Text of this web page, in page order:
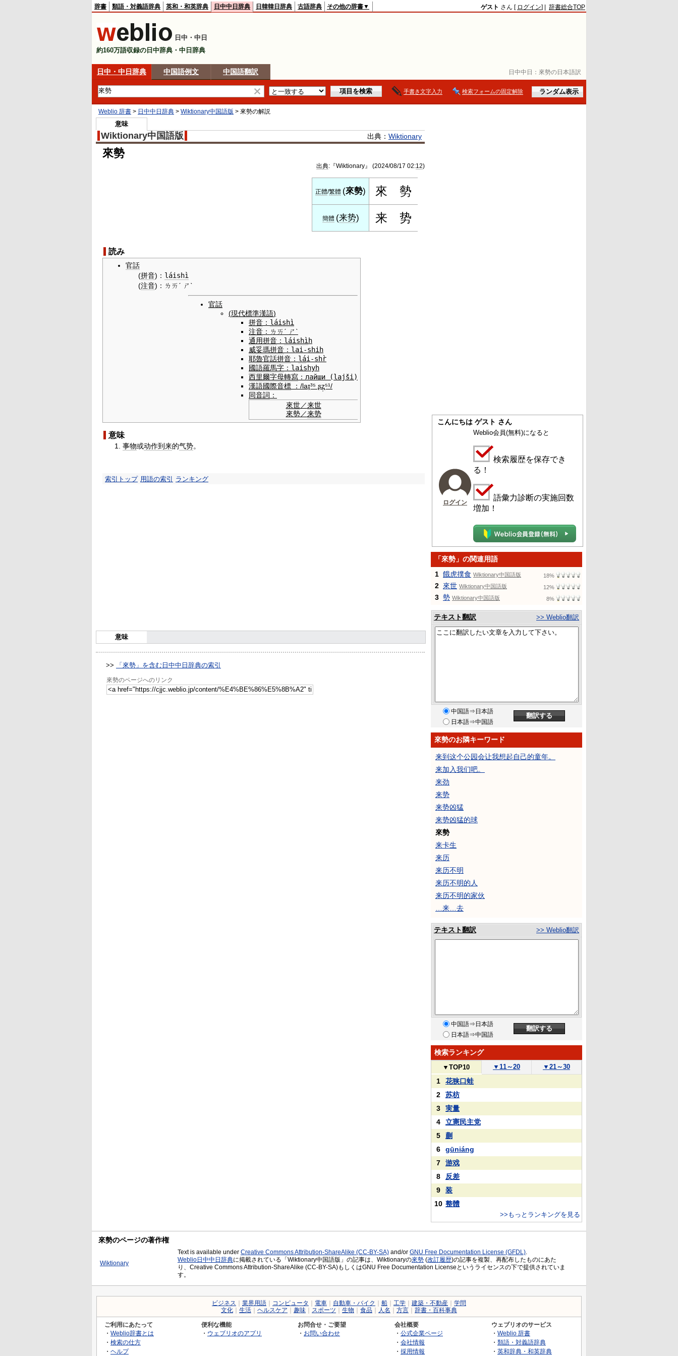
日中中日： 來勢の日本語訳
辞書 類語・対義語辞典 英和・和英辞典 日中中日辞典 日韓韓日辞典 古語辞典 その他の辞書▼ ゲスト さん [ ログイン] | 辞書総合TOP
日中・中日
約160万語収録の日中辞典・中日辞典
日中・中日辞典 中国語例文 中国語翻訳
手書き文字入力 検索フォームの固定解除
Weblio 辞書 > 日中中日辞典 > Wiktionary中国語版 > 來勢の解説
意味
Wiktionary中国語版 出典： Wiktionary
來勢
出典:『Wiktionary』 (2024/08/17 02:12)
正體/繁體 (來勢) 來 勢
簡體 (来势) 来 势
読み
官話
(拼音) ： láishì
(注音) ： ㄌㄞˊ ㄕˋ
官話
(現代標準漢語)
拼音 ： láishì
注音 ： ㄌㄞˊ ㄕˋ
通用拼音 ： láishì h
威妥瑪拼音 ： lai-shih
耶魯官話拼音 ： lái-shr̀
國語羅馬字 ： laishyh
西里爾字母轉寫 ： лайши
(lajši)
漢語國際音標 ： /laɪ̯³⁵ ʂʐ̩⁵¹/
同音詞 ：
來世／来世
來勢／来势
意味
事物或动作到来的气势。
索引トップ 用語の索引 ランキング
意味
>> 「來勢」を含む日中中日辞典の索引
來勢のページへのリンク
こんにちは ゲスト さん
ログイン
Weblio会員(無料)になると
検索履歴を保存でき
る！
語彙力診断の実施回数
増加！
「來勢」の関連用語
1 餓虎撲食 Wiktionary中国語版 18%
2 來世 Wiktionary中国語版 12%
3 勢 Wiktionary中国語版 8%
テキスト翻訳 >> Weblio翻訳
中国語⇒日本語
日本語⇒中国語
來勢のお隣キーワード
来到这个公园会让我想起自己的童年。
来加入我们吧。
来劲
来势
来势凶猛
来势凶猛的球
來勢
来卡生
来历
来历不明
来历不明的人
来历不明的家伙
…来…去
テキスト翻訳 >> Weblio翻訳
中国語⇒日本語
日本語⇒中国語
検索ランキング
▼ TOP10 ▼ 11～20 ▼ 21～30
1
花狭口蛙
2
苏枋
3
実量
4
立憲民主党
5
蒯
6
gūniáng
7
游戏
8
反差
9
装
10 整體
>>もっとランキングを見る
來勢のページの著作権
Wiktionary
Text is available under Creative Commons Attribution-ShareAlike (CC-BY-SA) and/or GNU Free Documentation License (GFDL).
Weblio日中中日辞典に掲載されている「Wiktionary中国語版」の記事は、Wiktionaryの來勢 (改訂履歴)の記事を複製、再配布したものにあた
り、Creative Commons Attribution-ShareAlike (CC-BY-SA)もしくはGNU Free Documentation Licenseというライセンスの下で提供されていま
す。
ビジネス 業界用語 コンピュータ 電車 自動車・バイク 船 工学 建築・不動産
学問
文化
生活 ヘルスケア 趣味 スポーツ 生物 食品 人名 方言 辞書・百科事典
ご利用にあたって
・ Weblio辞書とは
・ 検索の仕方
・ ヘルプ
便利な機能
・ ウェブリオのアプリ
お問合せ・ご要望
・ お問い合わせ
会社概要
・ 公式企業ページ
・ 会社情報
・ 採用情報
ウェブリオのサービス
・ Weblio 辞書
・ 類語・対義語辞典
・ 英和辞典・和英辞典